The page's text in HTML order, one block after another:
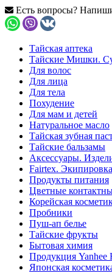
Есть вопросы?
Тайская аптека
Тайские Мишки.
Для волос
Для лица
Для тела
Похудение
Для мам и детей
Натуральное масло
Тайская зубная
Тайские бальзамы
Аксессуары.
Fairtex.
Продукты питания
Цветные
Корейская
Пробники
Пуш-ап белье
Тайские фрукты
Бытовая химия
Продукция Yanhee
Японская